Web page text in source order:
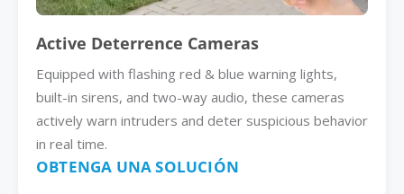
Active Deterrence Cameras
Equipped with flashing red & blue warning lights,
built-in sirens, and two-way audio, these cameras
actively warn intruders and deter suspicious behavior
in real time.
OBTENGA UNA SOLUCIÓN